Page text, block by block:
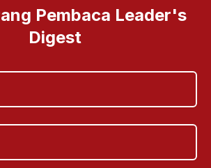
Pembaca Leader's
Digest